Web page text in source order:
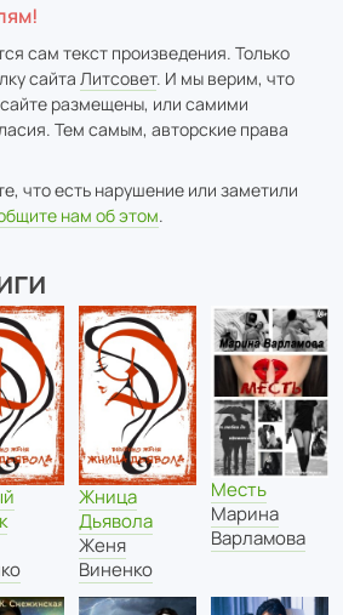
сам текст произведения. Только
сайта Литсовет. И мы верим, что
размещены, или самими
Тем самым, авторские права
что есть нарушение или заметили
нам об этом.
Жница
Дьявола
Женя
Виненко
Месть
Марина
Варламова